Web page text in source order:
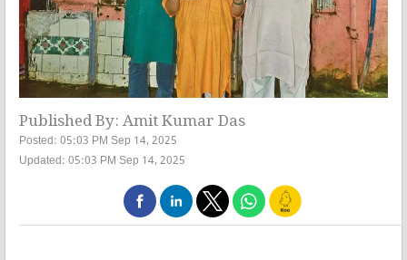
Published By: Amit Kumar Das
Posted: 05:03 PM Sep 14, 2025
Updated: 05:03 PM Sep 14, 2025